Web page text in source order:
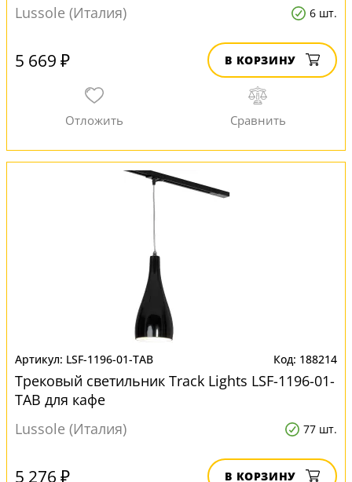
Lussole (Италия)
6 шт.
5 669 ₽ В КОРЗИНУ
LSF-1196-01-TAB 188214
Трековый светильник Track Lights LSF-1196-01-
TAB для кафе
Lussole (Италия)
77 шт.
5 276 ₽ В КОРЗИНУ